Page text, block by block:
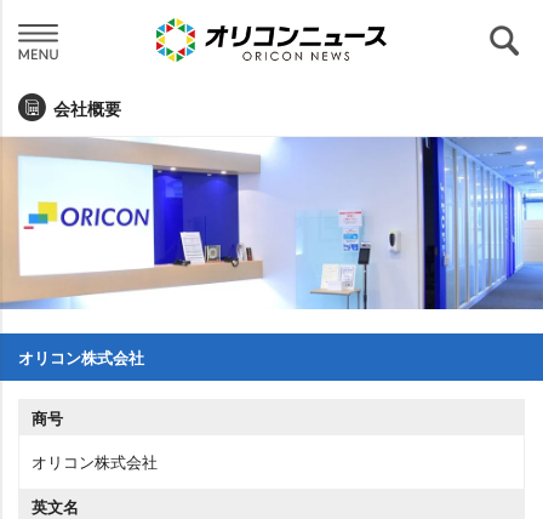
会社概要
オリコン株式会社
商号
オリコン株式会社
英文名